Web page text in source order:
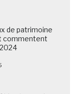
de patrimoine
commentent